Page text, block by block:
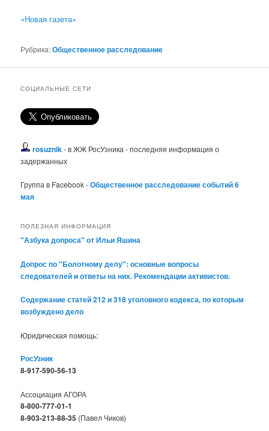
«Новая газета»
Рубрика:Общественное расследование
СОЦИАЛЬНЫЕ СЕТИ
rosuznik- в ЖЖ РосУзника - последняя информация о
задержанных
Группа в Facebook -Общественное расследование событий 6
мая
ПОЛЕЗНАЯ ИНФОРМАЦИЯ
"Азбука допроса" от Ильи Яшина
Допрос по "Болотному делу": основные вопросы
следователей и ответы на них. Рекомендации активистов.
Содержание статей 212 и 318 уголовного кодекса, по которым
возбуждено дело
Юридическая помощь:
РосУзник
8-917-590-56-13
Ассоциация АГОРА
8-800-777-01-1
8-903-213-88-35 (Павел Чиков)